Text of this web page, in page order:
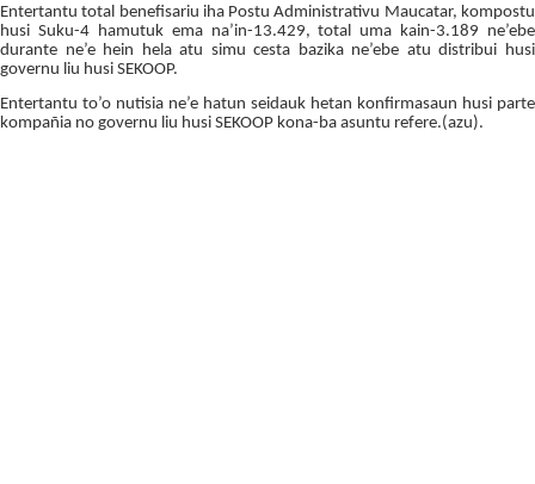
Entertantu total benefisariu iha Postu Administrativu Maucatar, kompostu
husi Suku-4 hamutuk ema na’in-13.429, total uma kain-3.189 ne’ebe
durante ne’e hein hela atu simu cesta bazika ne’ebe atu distribui husi
governu liu husi SEKOOP.
Entertantu to’o nutisia ne’e hatun seidauk hetan konfirmasaun husi parte
kompañia no governu liu husi SEKOOP kona-ba asuntu refere.(azu).